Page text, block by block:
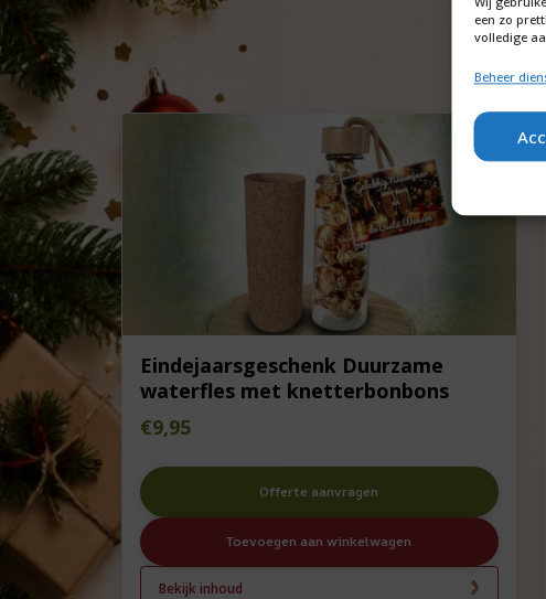
een zo
volledige
Beheer
Eindejaarsgeschenk Duurzame
waterfles met knetterbonbons
€9,95
Offerte aanvragen
Toevoegen aan winkelwagen
Bekijk inhoud